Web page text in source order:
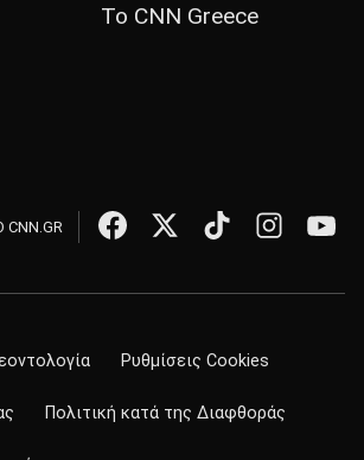
Το CNN Greece
Ρυθμίσεις Cookies
Πολιτική κατά της Διαφθοράς